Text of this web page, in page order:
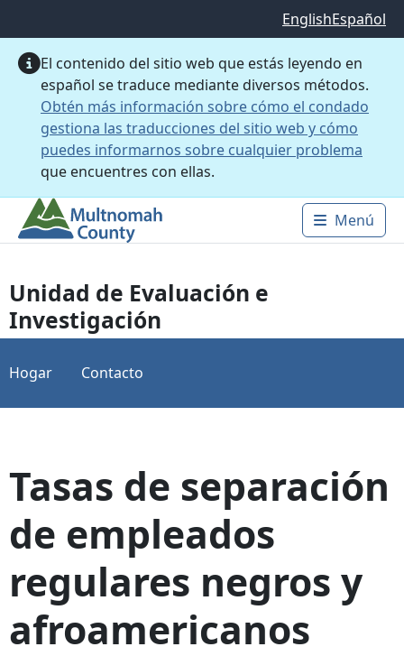
EnglishEspañol
El contenido del sitio web que estás leyendo en
español se traduce mediante diversos métodos.
Obtén más información sobre cómo el condado
gestiona las traducciones del sitio web y cómo
puedes informarnos sobre cualquier problema
que encuentres con ellas.
Main
Menú
Unidad de Evaluación e
Investigación
Hogar Contacto
Tasas de separación
de empleados
regulares negros y
afroamericanos